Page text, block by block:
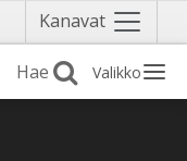
Kanavat Näytä
valikko
Valikko